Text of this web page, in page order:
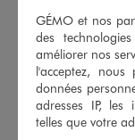
Basé sur 13 avis
contrôle
GÉMO et nos
des
améliorer nos
l'acceptez,
données
adresses IP, les
telles que votre